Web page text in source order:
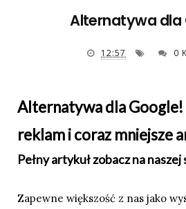
Alternatywa dla
12:57 0
Alternatywa dla Google!
reklam i coraz mniejsze
Pełny artykuł zobacz na
Zapewne większość z nas jako